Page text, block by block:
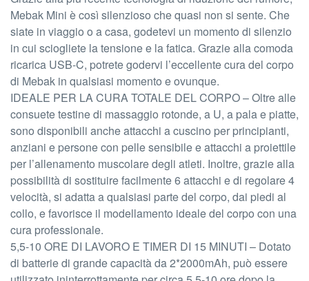
Mebak Mini è così silenzioso che quasi non si sente. Che
siate in viaggio o a casa, godetevi un momento di silenzio
in cui sciogliete la tensione e la fatica. Grazie alla comoda
ricarica USB-C, potrete godervi l’eccellente cura del corpo
di Mebak in qualsiasi momento e ovunque.
IDEALE PER LA CURA TOTALE DEL CORPO – Oltre alle
consuete testine di massaggio rotonde, a U, a pala e piatte,
sono disponibili anche attacchi a cuscino per principianti,
anziani e persone con pelle sensibile e attacchi a proiettile
per l’allenamento muscolare degli atleti. Inoltre, grazie alla
possibilità di sostituire facilmente 6 attacchi e di regolare 4
velocità, si adatta a qualsiasi parte del corpo, dai piedi al
collo, e favorisce il modellamento ideale del corpo con una
cura professionale.
5,5-10 ORE DI LAVORO E TIMER DI 15 MINUTI – Dotato
di batterie di grande capacità da 2*2000mAh, può essere